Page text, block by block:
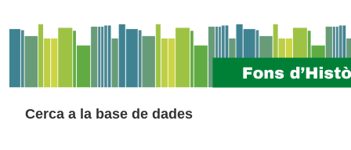
Cerca a la base de dades